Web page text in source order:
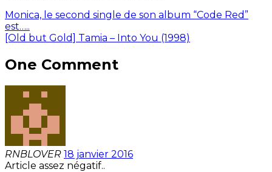
Monica, le second single de son album “Code Red”
est…..
[Old but Gold] Tamia – Into You (1998)
One Comment
RNBLOVER 18 janvier 2016
Article assez négatif..